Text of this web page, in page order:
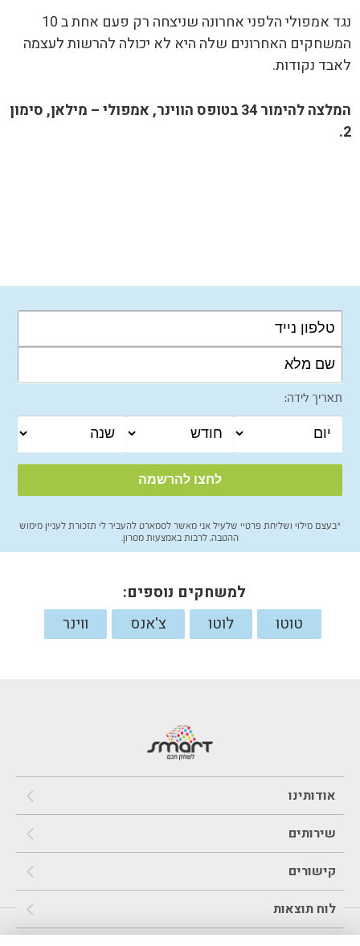
נגד אמפולי הלפני אחרונה שניצחה רק פעם אחת ב 10
המשחקים האחרונים שלה היא לא יכולה להרשות לעצמה
לאבד נקודות.
המלצה להימור 34 בטופס הווינר, אמפולי – מילאן, סימון
2.
תאריך לידה:
*בעצם מילוי ושליחת פרטיי שלעיל אני מאשר לסמארט להעביר לי תזכורת לעניין מימוש
ההטבה, לרבות באמצעות מסרון.
למשחקים נוספים:
טוטו
לוטו צ'אנס ווינר
אודותינו
שירותים
קישורים
לוח תוצאות